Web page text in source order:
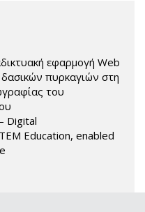
εφαρμογή Web
δασικών πυρκαγιών στη
του
Digital
Education, enabled